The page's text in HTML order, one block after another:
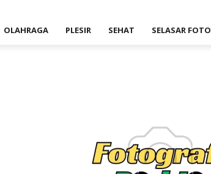
OLAHRAGA PLESIR SEHAT SELASAR FOTO